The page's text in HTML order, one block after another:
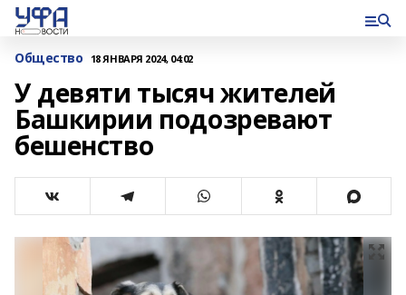
Общество 18 ЯНВАРЯ 2024, 04:02
У девяти тысяч жителей
Башкирии подозревают
бешенство